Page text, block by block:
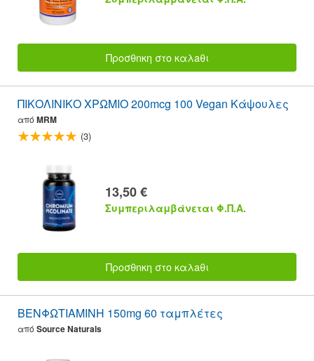
Προσθnκη στο καλaθι
ΠΙΚΟΛΙΝΙΚΟ ΧΡΩΜΙΟ 200mcg 100 Vegan Κάψουλες
από MRM
(3)
13,50 €
Συμπεριλαμβάνεται Φ.Π.Α.
Προσθnκη στο καλaθι
ΒΕΝΦΩΤΙΑΜΙΝΗ 150mg 60 ταμπλέτες
από Source Naturals